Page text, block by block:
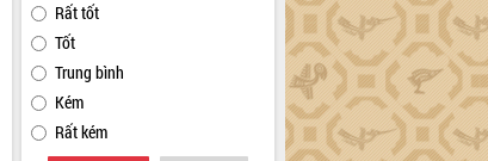
Rất tốt
Tốt
Trung bình
Kém
Rất kém